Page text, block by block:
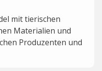
mit tierischen
Materialien und
Produzenten und